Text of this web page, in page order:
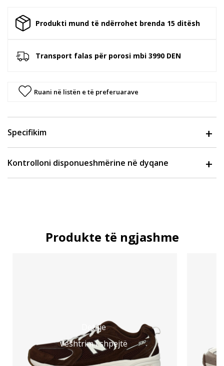
Produkti mund të ndërrohet brenda 15 ditësh
Transport falas për porosi mbi 3990 DEN
Ruani në listën e të preferuarave
Specifikim
Kontrolloni disponueshmërine në dyqane
Produkte të ngjashme
Detaje
Vështrim i shpejtë